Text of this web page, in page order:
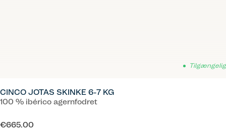
CINCO JOTAS SKINKE 6-7 KG
100 % ibérico agernfodret
€665.00
Tilgængelig